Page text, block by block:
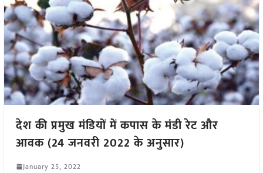
देश की प्रमुख मंडियों में कपास के मंडी रेट और
आवक (24 जनवरी 2022 के अनुसार)
January 25, 2022